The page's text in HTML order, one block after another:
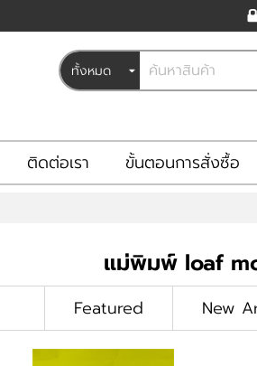
ติดต่อเรา ขั้นตอนการสั่งซื้อ
แม่พิมพ์ loaf
Featured New